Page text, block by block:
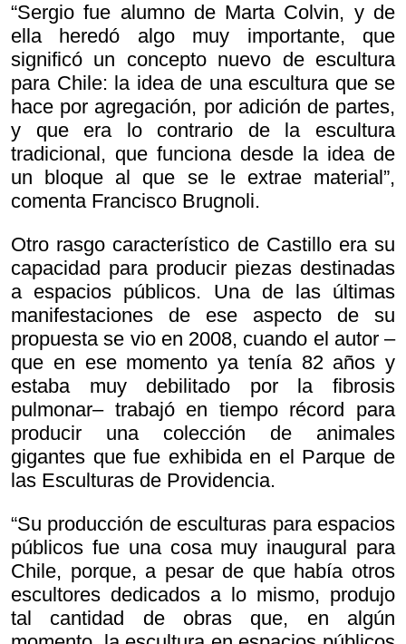
“Sergio fue alumno de Marta Colvin, y de
ella heredó algo muy importante, que
significó un concepto nuevo de escultura
para Chile: la idea de una escultura que se
hace por agregación, por adición de partes,
y que era lo contrario de la escultura
tradicional, que funciona desde la idea de
un bloque al que se le extrae material”,
comenta Francisco Brugnoli.
Otro rasgo característico de Castillo era su
capacidad para producir piezas destinadas
a espacios públicos. Una de las últimas
manifestaciones de ese aspecto de su
propuesta se vio en 2008, cuando el autor –
que en ese momento ya tenía 82 años y
estaba muy debilitado por la fibrosis
pulmonar– trabajó en tiempo récord para
producir una colección de animales
gigantes que fue exhibida en el Parque de
las Esculturas de Providencia.
“Su producción de esculturas para espacios
públicos fue una cosa muy inaugural para
Chile, porque, a pesar de que había otros
escultores dedicados a lo mismo, produjo
tal cantidad de obras que, en algún